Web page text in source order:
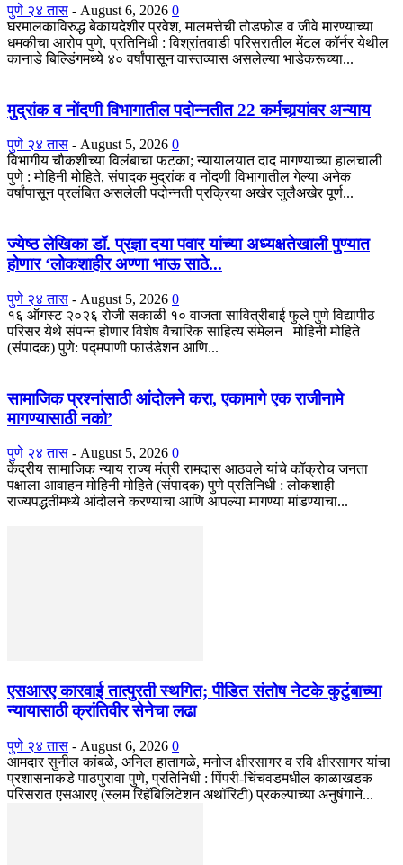
पुणे २४ तास - August 6, 2026 0
घरमालकाविरुद्ध बेकायदेशीर प्रवेश, मालमत्तेची तोडफोड व जीवे मारण्याच्या
धमकीचा आरोप पुणे, प्रतिनिधी : विश्रांतवाडी परिसरातील मेंटल कॉर्नर येथील
कानाडे बिल्डिंगमध्ये ४० वर्षांपासून वास्तव्यास असलेल्या भाडेकरूच्या...
मुद्रांक व नोंदणी विभागातील पदोन्नतीत 22 कर्मचार्‍यांवर अन्याय
पुणे २४ तास - August 5, 2026 0
विभागीय चौकशीच्या विलंबाचा फटका; न्यायालयात दाद मागण्याच्या हालचाली
पुणे : मोहिनी मोहिते, संपादक मुद्रांक व नोंदणी विभागातील गेल्या अनेक
वर्षांपासून प्रलंबित असलेली पदोन्नती प्रक्रिया अखेर जुलैअखेर पूर्ण...
ज्येष्ठ लेखिका डॉ. प्रज्ञा दया पवार यांच्या अध्यक्षतेखाली पुण्यात
होणार ‘लोकशाहीर अण्णा भाऊ साठे...
पुणे २४ तास - August 5, 2026 0
१६ ऑगस्ट २०२६ रोजी सकाळी १० वाजता सावित्रीबाई फुले पुणे विद्यापीठ
परिसर येथे संपन्न होणार विशेष वैचारिक साहित्य संमेलन मोहिनी मोहिते
(संपादक) पुणे: पद्मपाणी फाउंडेशन आणि...
सामाजिक प्रश्नांसाठी आंदोलने करा, एकामागे एक राजीनामे
मागण्यासाठी नको’
पुणे २४ तास - August 5, 2026 0
केंद्रीय सामाजिक न्याय राज्य मंत्री रामदास आठवले यांचे कॉक्रोच जनता
पक्षाला आवाहन मोहिनी मोहिते (संपादक) पुणे प्रतिनिधी : लोकशाही
राज्यपद्धतीमध्ये आंदोलने करण्याचा आणि आपल्या मागण्या मांडण्याचा...
एसआरए कारवाई तात्पुरती स्थगित; पीडित संतोष नेटके कुटुंबाच्या
न्यायासाठी क्रांतिवीर सेनेचा लढा
पुणे २४ तास - August 6, 2026 0
आमदार सुनील कांबळे, अनिल हातागळे, मनोज क्षीरसागर व रवि क्षीरसागर यांचा
प्रशासनाकडे पाठपुरावा पुणे, प्रतिनिधी : पिंपरी-चिंचवडमधील काळाखडक
परिसरात एसआरए (स्लम रिहॅबिलिटेशन अथॉरिटी) प्रकल्पाच्या अनुषंगाने...